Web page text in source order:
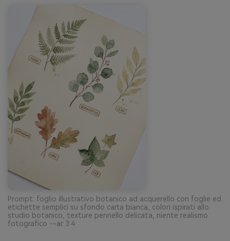
Prompt: foglio illustrativo botanico ad acquerello con foglie ed
etichette semplici su sfondo carta bianca, colori ispirati allo
studio botanico, texture pennello delicata, niente realismo
fotografico --ar 3:4